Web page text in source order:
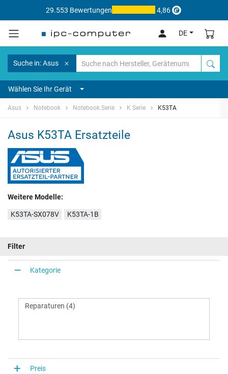
29.553 Bewertungen 4,86
DE
Suche in: Asus
Wählen Sie Ihr Gerät
Asus Notebook Notebook Serie K Serie K53TA
Asus K53TA Ersatzteile
Weitere Modelle:
K53TA-SX078V K53TA-1B
Filter
Kategorie
Preis